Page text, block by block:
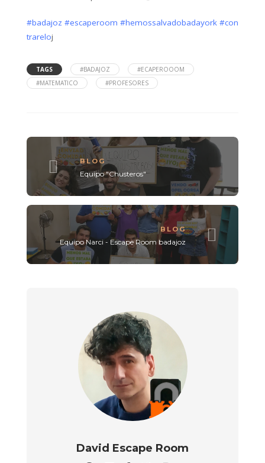
#badajoz #escaperoom #hemossalvadobadayork #con
trareloj
TAGS #BADAJOZ
#ECAPEROOOM
#MATEMATICO
#PROFESORES
BLOG
Equipo "Chusteros"
BLOG
Equipo Narci - Escape Room badajoz
David Escape Room